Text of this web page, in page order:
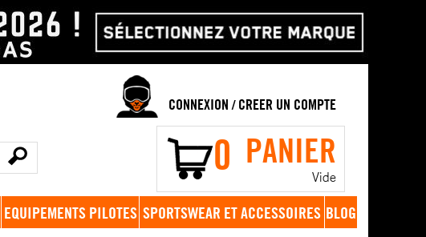
CONNEXION/ CREER UN COMPTE
0 PANIER
Vide
EQUIPEMENTS PILOTES SPORTSWEAR ET ACCESSOIRES BLOG